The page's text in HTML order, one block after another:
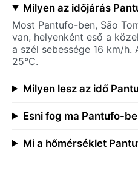
Milyen az időjárás
Most Pantufo-ben, São
van, helyenként eső a
a szél sebessége 16 km/
25°C.
Milyen lesz az idő
Esni fog ma Pantufo-
Mi a hőmérséklet